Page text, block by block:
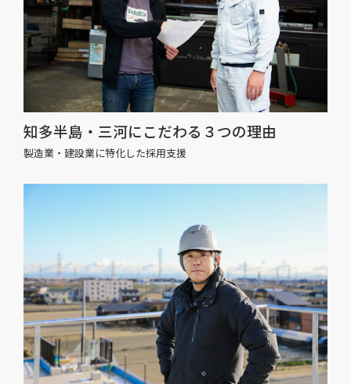
知多半島・三河にこだわる３つの理由
製造業・建設業に特化した採用支援